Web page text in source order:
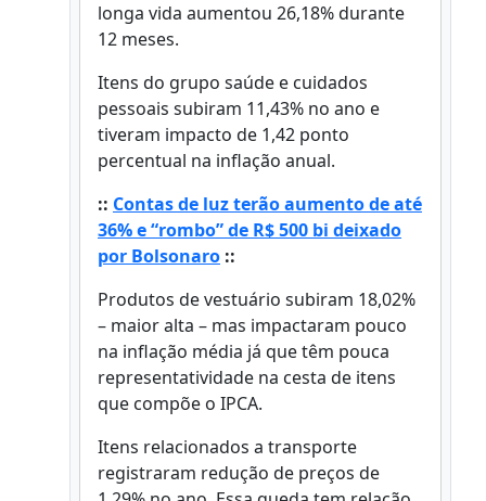
longa vida aumentou 26,18% durante
12 meses.
Itens do grupo saúde e cuidados
pessoais subiram 11,43% no ano e
tiveram impacto de 1,42 ponto
percentual na inflação anual.
:: Contas de luz terão aumento de até
36% e “rombo” de R$ 500 bi deixado
por Bolsonaro ::
Produtos de vestuário subiram 18,02%
– maior alta – mas impactaram pouco
na inflação média já que têm pouca
representatividade na cesta de itens
que compõe o IPCA.
Itens relacionados a transporte
registraram redução de preços de